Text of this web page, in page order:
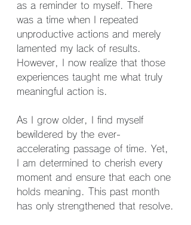
as a reminder to myself. There
was a time when I repeated
unproductive actions and merely
lamented my lack of results.
However, I now realize that those
experiences taught me what truly
meaningful action is.
As I grow older, I find myself
bewildered by the ever-
accelerating passage of time. Yet,
I am determined to cherish every
moment and ensure that each one
holds meaning. This past month
has only strengthened that resolve.